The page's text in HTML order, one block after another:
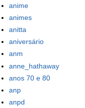
anime
animes
anitta
aniversário
anm
anne_hathaway
anos 70 e 80
anp
anpd